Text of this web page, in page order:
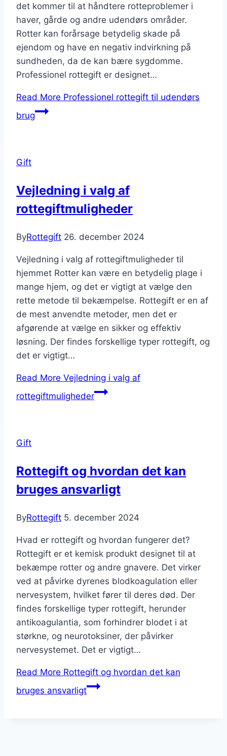
det kommer til at håndtere rotteproblemer i
haver, gårde og andre udendørs områder.
Rotter kan forårsage betydelig skade på
ejendom og have en negativ indvirkning på
sundheden, da de kan bære sygdomme.
Professionel rottegift er designet…
Read More Professionel rottegift til udendørs
brug
Gift
Vejledning i valg af
rottegiftmuligheder
ByRottegift 26. december 2024
Vejledning i valg af rottegiftmuligheder til
hjemmet Rotter kan være en betydelig plage i
mange hjem, og det er vigtigt at vælge den
rette metode til bekæmpelse. Rottegift er en af
de mest anvendte metoder, men det er
afgørende at vælge en sikker og effektiv
løsning. Der findes forskellige typer rottegift, og
det er vigtigt…
Read More Vejledning i valg af
rottegiftmuligheder
Gift
Rottegift og hvordan det kan
bruges ansvarligt
ByRottegift 5. december 2024
Hvad er rottegift og hvordan fungerer det?
Rottegift er et kemisk produkt designet til at
bekæmpe rotter og andre gnavere. Det virker
ved at påvirke dyrenes blodkoagulation eller
nervesystem, hvilket fører til deres død. Der
findes forskellige typer rottegift, herunder
antikoagulantia, som forhindrer blodet i at
størkne, og neurotoksiner, der påvirker
nervesystemet. Det er vigtigt…
Read More Rottegift og hvordan det kan
bruges ansvarligt